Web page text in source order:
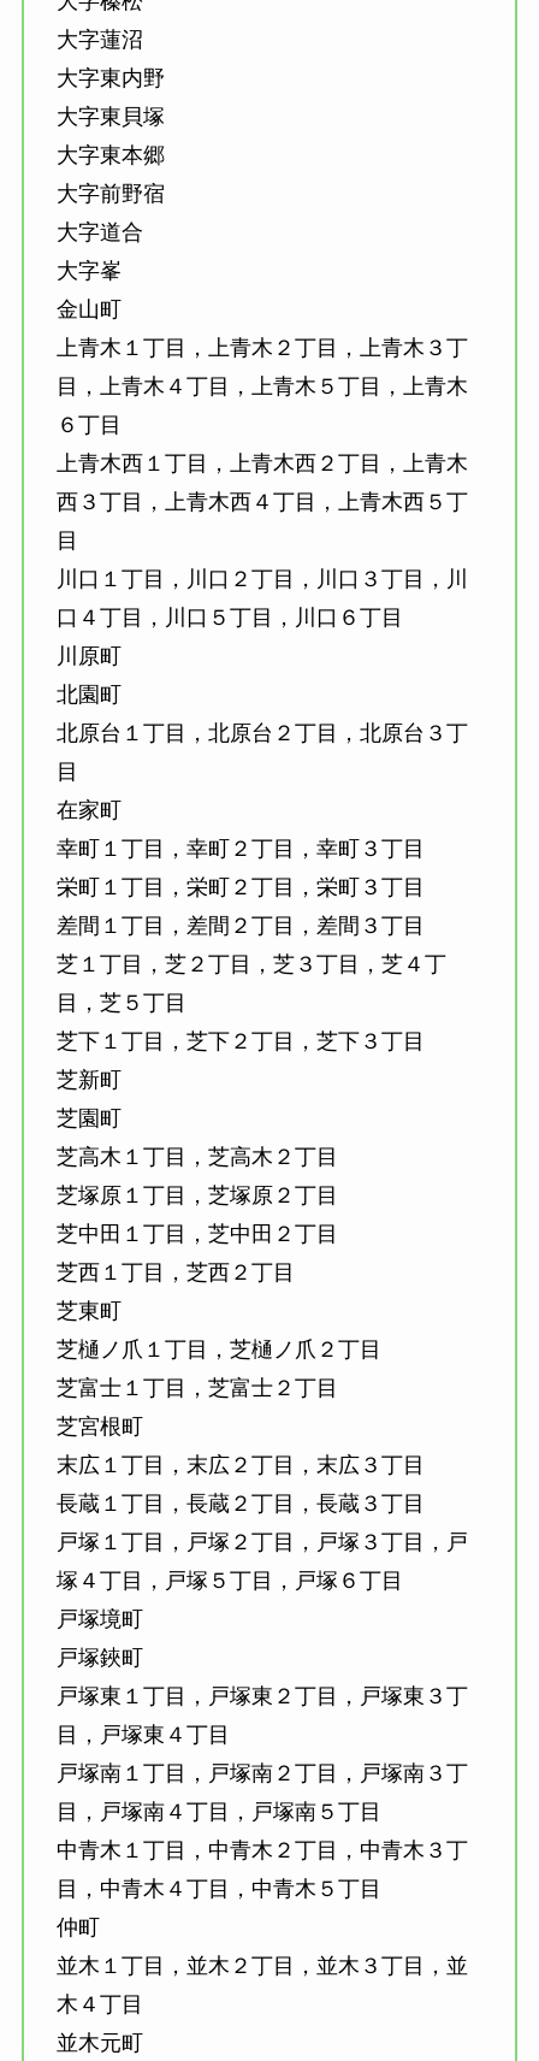
大字蓮沼
大字東内野
大字東貝塚
大字東本郷
大字前野宿
大字道合
大字峯
金山町
上青木１丁目，上青木２丁目，上青木３丁
目，上青木４丁目，上青木５丁目，上青木
６丁目
上青木西１丁目，上青木西２丁目，上青木
西３丁目，上青木西４丁目，上青木西５丁
目
川口１丁目，川口２丁目，川口３丁目，川
口４丁目，川口５丁目，川口６丁目
川原町
北園町
北原台１丁目，北原台２丁目，北原台３丁
目
在家町
幸町１丁目，幸町２丁目，幸町３丁目
栄町１丁目，栄町２丁目，栄町３丁目
差間１丁目，差間２丁目，差間３丁目
芝１丁目，芝２丁目，芝３丁目，芝４丁
目，芝５丁目
芝下１丁目，芝下２丁目，芝下３丁目
芝新町
芝園町
芝高木１丁目，芝高木２丁目
芝塚原１丁目，芝塚原２丁目
芝中田１丁目，芝中田２丁目
芝西１丁目，芝西２丁目
芝東町
芝樋ノ爪１丁目，芝樋ノ爪２丁目
芝富士１丁目，芝富士２丁目
芝宮根町
末広１丁目，末広２丁目，末広３丁目
長蔵１丁目，長蔵２丁目，長蔵３丁目
戸塚１丁目，戸塚２丁目，戸塚３丁目，戸
塚４丁目，戸塚５丁目，戸塚６丁目
戸塚境町
戸塚鋏町
戸塚東１丁目，戸塚東２丁目，戸塚東３丁
目，戸塚東４丁目
戸塚南１丁目，戸塚南２丁目，戸塚南３丁
目，戸塚南４丁目，戸塚南５丁目
中青木１丁目，中青木２丁目，中青木３丁
目，中青木４丁目，中青木５丁目
仲町
並木１丁目，並木２丁目，並木３丁目，並
木４丁目
並木元町